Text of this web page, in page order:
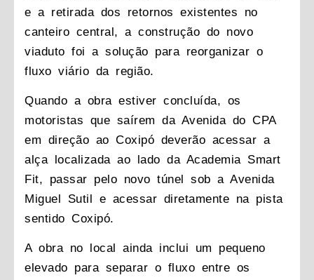
e a retirada dos retornos existentes no
canteiro central, a construção do novo
viaduto foi a solução para reorganizar o
fluxo viário da região.
Quando a obra estiver concluída, os
motoristas que saírem da Avenida do CPA
em direção ao Coxipó deverão acessar a
alça localizada ao lado da Academia Smart
Fit, passar pelo novo túnel sob a Avenida
Miguel Sutil e acessar diretamente na pista
sentido Coxipó.
A obra no local ainda inclui um pequeno
elevado para separar o fluxo entre os